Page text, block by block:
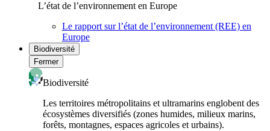
L’état de l’environnement en Europe
Le rapport sur l’état de l’environnement (REE) en
Europe
Biodiversité
Fermer
Biodiversité
Les territoires métropolitains et ultramarins englobent des
écosystèmes diversifiés (zones humides, milieux marins,
forêts, montagnes, espaces agricoles et urbains).